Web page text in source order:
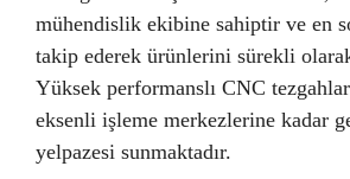
mühendislik ekibine sahiptir ve en
takip ederek ürünlerini sürekli
Yüksek performanslı CNC
eksenli işleme merkezlerine kadar
yelpazesi sunmaktadır.